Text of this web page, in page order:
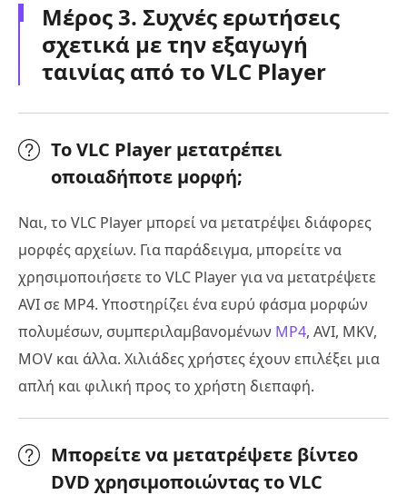
Μέρος 3. Συχνές ερωτήσεις
σχετικά με την εξαγωγή
ταινίας από το VLC Player
Το VLC Player μετατρέπει
οποιαδήποτε μορφή;
Ναι, το VLC Player μπορεί να μετατρέψει διάφορες
μορφές αρχείων. Για παράδειγμα, μπορείτε να
χρησιμοποιήσετε το VLC Player για να μετατρέψετε
AVI σε MP4. Υποστηρίζει ένα ευρύ φάσμα μορφών
πολυμέσων, συμπεριλαμβανομένων MP4, AVI, MKV,
MOV και άλλα. Χιλιάδες χρήστες έχουν επιλέξει μια
απλή και φιλική προς το χρήστη διεπαφή.
Μπορείτε να μετατρέψετε βίντεο
DVD χρησιμοποιώντας το VLC